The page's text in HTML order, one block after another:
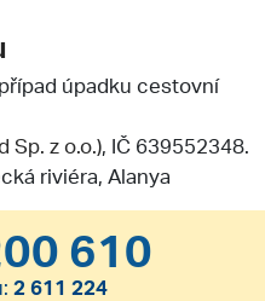
úpadku cestovní
Sp. z o.o.), IČ 639552348.
riviéra, Alanya
610
2 611 224